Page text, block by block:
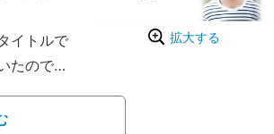
拡大する
イトルで
たのです
」と報告